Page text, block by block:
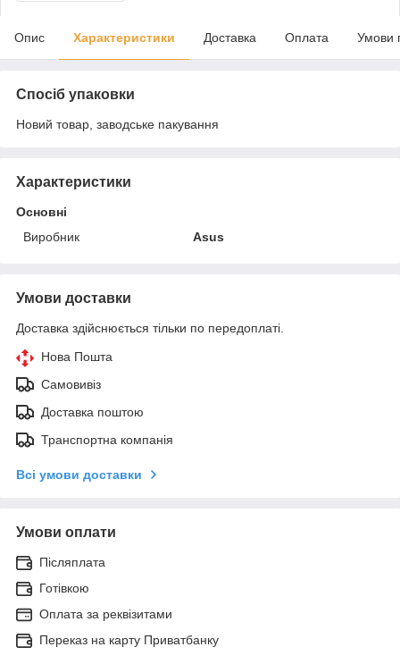
Опис Характеристики Доставка Оплата Умови
Спосіб упаковки
Новий товар, заводське пакування
Характеристики
Основні
Виробник
Asus
Умови доставки
Доставка здійснюється тільки по передоплаті.
Нова Пошта
Самовивіз
Доставка поштою
Транспортна компанія
Всі умови доставки
Умови оплати
Післяплата
Готівкою
Оплата за реквізитами
Переказ на карту Приватбанку